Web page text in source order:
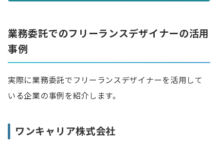
業務委託でのフリーランスデザイナーの活用
事例
実際に業務委託でフリーランスデザイナーを活用して
いる企業の事例を紹介します。
ワンキャリア株式会社